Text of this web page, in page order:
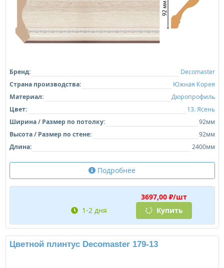
Бренд:
Decomaster
Страна производства:
Южная Корея
Материал:
Дюропрофиль
Цвет:
13. Ясень
Ширина / Размер по потолку:
92мм
Высота / Размер по стене:
92мм
Длина:
2400мм
Подробнее
3697,00 ₽/шт
1-2 дня
Купить
Цветной плинтус Decomaster 179-13